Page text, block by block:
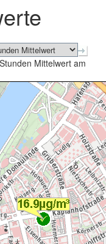
schließen
Mittelwert am